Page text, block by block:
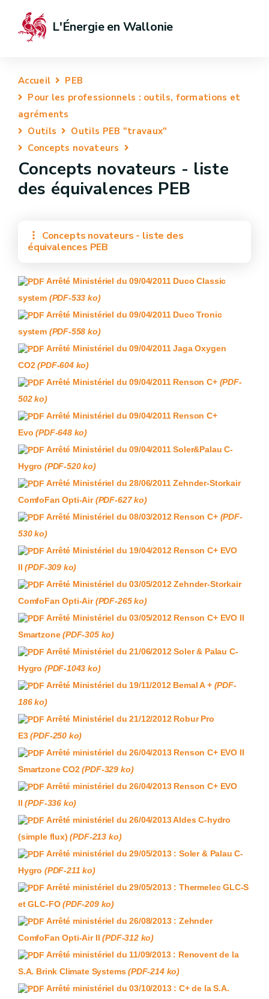
L'Énergie en Wallonie
Accueil
PEB
Pour les professionnels : outils, formations et
agréments
Outils
Outils PEB "travaux"
Concepts novateurs
Concepts novateurs - liste
des équivalences PEB
Concepts novateurs - liste des
équivalences PEB
Arrêté Ministériel du 09/04/2011 Duco Classic
system(PDF-533 ko)
Arrêté Ministériel du 09/04/2011 Duco Tronic
system(PDF-558 ko)
Arrêté Ministériel du 09/04/2011 Jaga Oxygen
CO2(PDF-604 ko)
Arrêté Ministériel du 09/04/2011 Renson C+(PDF-
502 ko)
Arrêté Ministériel du 09/04/2011 Renson C+
Evo (PDF-648 ko)
Arrêté Ministériel du 09/04/2011 Soler&Palau C-
Hygro (PDF-520 ko)
Arrêté Ministériel du 28/06/2011 Zehnder-Storkair
ComfoFan Opti-Air(PDF-627 ko)
Arrêté Ministériel du 08/03/2012 Renson C+(PDF-
530 ko)
Arrêté Ministériel du 19/04/2012 Renson C+ EVO
II (PDF-309 ko)
Arrêté Ministériel du 03/05/2012 Zehnder-Storkair
ComfoFan Opti-Air(PDF-265 ko)
Arrêté Ministériel du 03/05/2012 Renson C+ EVO II
Smartzone(PDF-305 ko)
Arrêté Ministériel du 21/06/2012 Soler & Palau C-
Hygro (PDF-1043 ko)
Arrêté Ministériel du 19/11/2012 Bemal A +(PDF-
186 ko)
Arrêté Ministériel du 21/12/2012 Robur Pro
E3(PDF-250 ko)
Arrêté ministériel du 26/04/2013 Renson C+ EVO II
Smartzone CO2(PDF-329 ko)
Arrêté ministériel du 26/04/2013 Renson C+ EVO
II (PDF-336 ko)
Arrêté ministériel du 26/04/2013 Aldes C-hydro
(simple flux) (PDF-213 ko)
Arrêté ministériel du 29/05/2013 : Soler & Palau C-
Hygro (PDF-211 ko)
Arrêté ministériel du 29/05/2013 : Thermelec GLC-S
et GLC-FO(PDF-209 ko)
Arrêté ministériel du 26/08/2013 : Zehnder
ComfoFan Opti-Air II (PDF-312 ko)
Arrêté ministériel du 11/09/2013 : Renovent de la
S.A. Brink Climate Systems(PDF-214 ko)
Arrêté ministériel du 03/10/2013 : C+ de la S.A.